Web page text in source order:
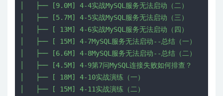
│   ├── [9.0M] 4-4实战MySQL服务无法启动（二）
│   ├── [5.7M] 4-5实战MySQL服务无法启动（三）
│   ├── [ 13M] 4-6实战MySQL服务无法启动（四）
│   ├── [ 15M] 4-7MySQL服务无法启动--总结（一）
│   ├── [6.6M] 4-8MySQL服务无法启动--总结（二）
│   ├── [4.5M] 4-9第7问MySQL连接失败如何排查？
│   ├── [ 18M] 4-10实战演练（一）
│   ├── [ 15M] 4-11实战演练（二）